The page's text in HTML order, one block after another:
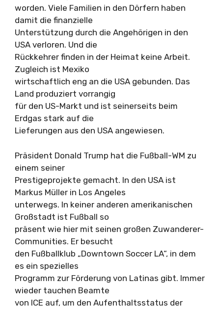
worden. Viele Familien in den Dörfern haben
damit die finanzielle
Unterstützung durch die Angehörigen in den
USA verloren. Und die
Rückkehrer finden in der Heimat keine Arbeit.
Zugleich ist Mexiko
wirtschaftlich eng an die USA gebunden. Das
Land produziert vorrangig
für den US-Markt und ist seinerseits beim
Erdgas stark auf die
Lieferungen aus den USA angewiesen.
Präsident Donald Trump hat die Fußball-WM zu
einem seiner
Prestigeprojekte gemacht. In den USA ist
Markus Müller in Los Angeles
unterwegs. In keiner anderen amerikanischen
Großstadt ist Fußball so
präsent wie hier mit seinen großen Zuwanderer-
Communities. Er besucht
den Fußballklub „Downtown Soccer LA“, in dem
es ein spezielles
Programm zur Förderung von Latinas gibt. Immer
wieder tauchen Beamte
von ICE auf, um den Aufenthaltsstatus der